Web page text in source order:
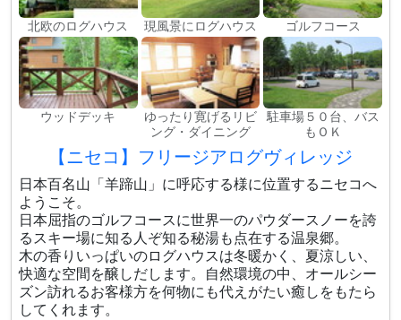
北欧のログハウス 現風景にログハウス ゴルフコース
ウッドデッキ
ゆったり寛げるリビ
ング・ダイニング
駐車場５０台、バス
もＯＫ
【ニセコ】フリージアログヴィレッジ
日本百名山「羊蹄山」に呼応する様に位置するニセコへ
ようこそ。
日本屈指のゴルフコースに世界一のパウダースノーを誇
るスキー場に知る人ぞ知る秘湯も点在する温泉郷。
木の香りいっぱいのログハウスは冬暖かく、夏涼しい、
快適な空間を醸しだします。自然環境の中、オールシー
ズン訪れるお客様方を何物にも代えがたい癒しをもたら
してくれます。